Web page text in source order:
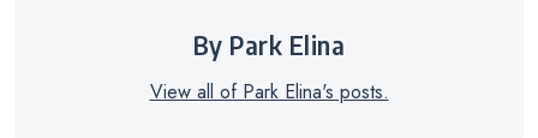
By Park Elina
View all of Park Elina's posts.